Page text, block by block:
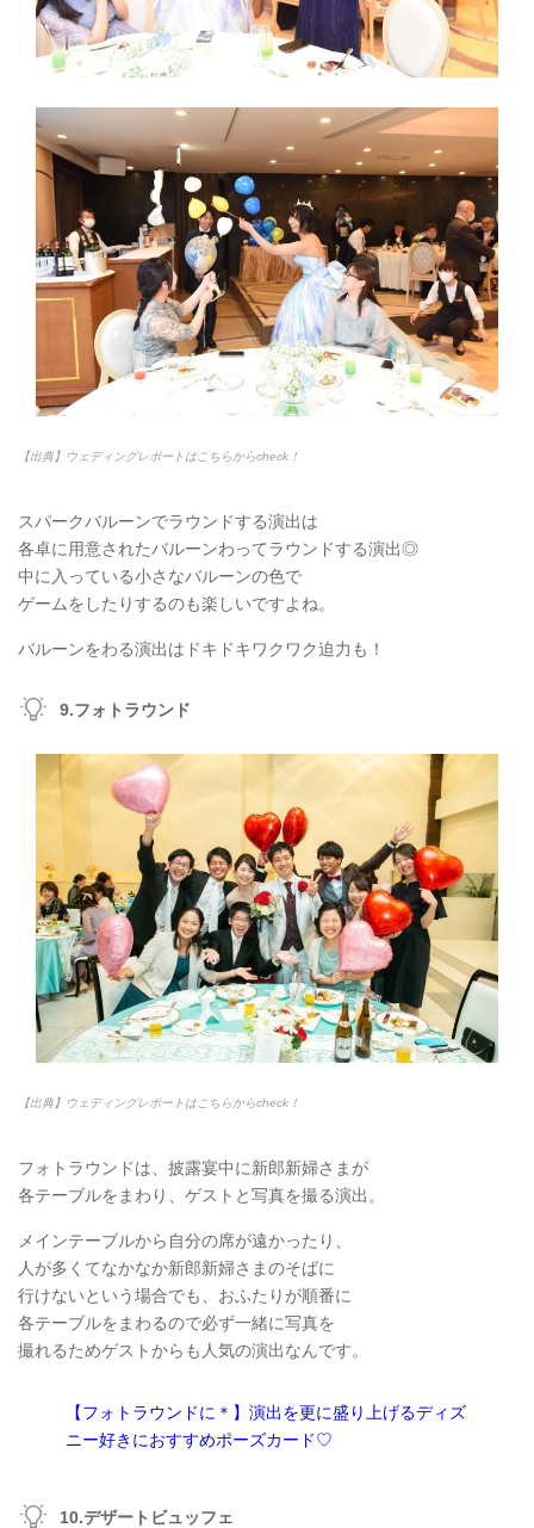
【出典】ウェディングレポートはこちらからcheck！
スパークバルーンでラウンドする演出は
各卓に用意されたバルーンわってラウンドする演出◎
中に入っている小さなバルーンの色で
ゲームをしたりするのも楽しいですよね。
バルーンをわる演出はドキドキワクワク迫力も！
9.フォトラウンド
【出典】ウェディングレポートはこちらからcheck！
フォトラウンドは、披露宴中に新郎新婦さまが
各テーブルをまわり、ゲストと写真を撮る演出。
メインテーブルから自分の席が遠かったり、
人が多くてなかなか新郎新婦さまのそばに
行けないという場合でも、おふたりが順番に
各テーブルをまわるので必ず一緒に写真を
撮れるためゲストからも人気の演出なんです。
【フォトラウンドに＊】演出を更に盛り上げるディズ
ニー好きにおすすめポーズカード♡
10.デザートビュッフェ